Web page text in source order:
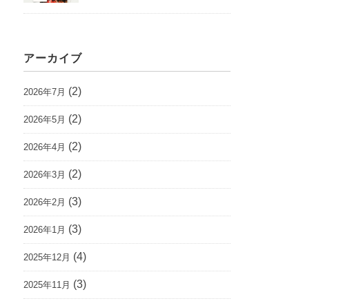
アーカイブ
2026年7月 (2)
2026年5月 (2)
2026年4月 (2)
2026年3月 (2)
2026年2月 (3)
2026年1月 (3)
2025年12月 (4)
2025年11月 (3)